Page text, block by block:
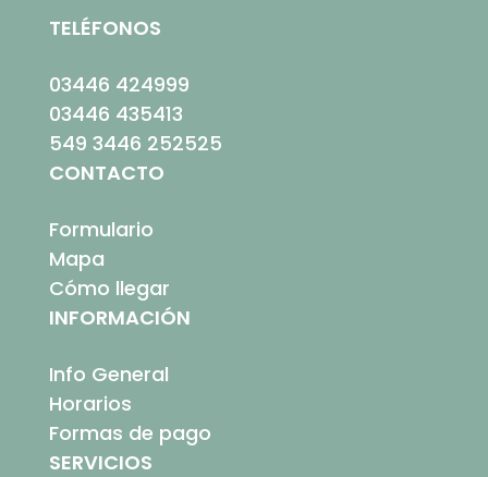
TELÉFONOS
03446 424999
03446 435413
549 3446 252525
CONTACTO
Formulario
Mapa
Cómo llegar
INFORMACIÓN
Info General
Horarios
Formas de pago
SERVICIOS